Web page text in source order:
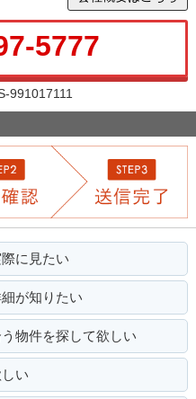
5777
991017111
に見たい
が知りたい
物件を探して欲しい
い